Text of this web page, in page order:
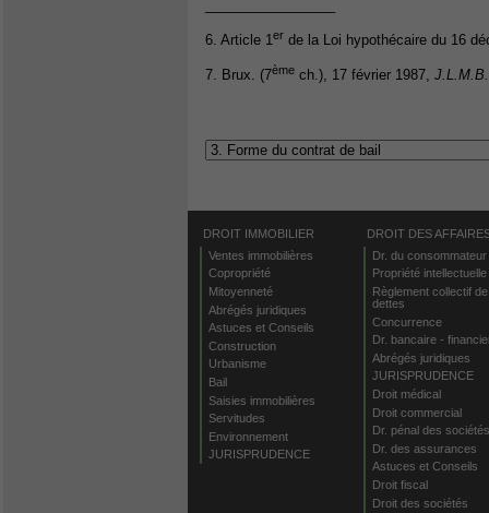
6. Article 1er de la Loi hypothécaire du 16
7. Brux. (7ème ch.), 17 février 1987, J.L.M.B.
DROIT IMMOBILIER
Ventes immobilières
Copropriété
Mitoyenneté
Abrégés juridiques
Astuces et Conseils
Construction
Urbanisme
Bail
Saisies immobilières
Servitudes
Environnement
JURISPRUDENCE
DROIT DES
Dr. du consommateur
Propriété intellectuelle
Règlement collectif de
dettes
Concurrence
Dr. bancaire -
Abrégés juridiques
JURISPRUDENCE
Droit médical
Droit commercial
Dr. pénal des sociétés
Dr. des assurances
Astuces et Conseils
Droit fiscal
Droit des sociétés